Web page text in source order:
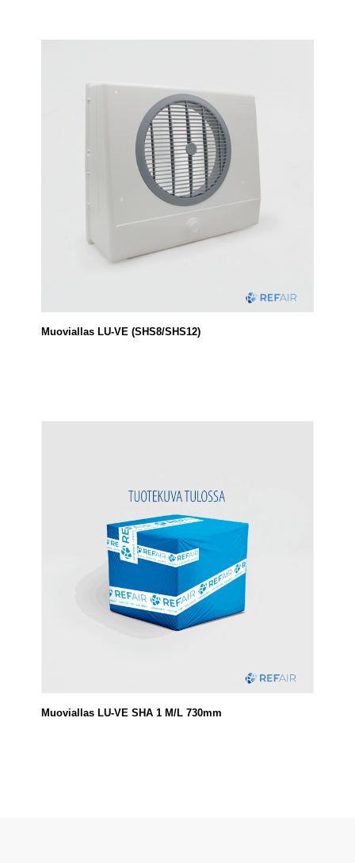
Muoviallas LU-VE (SHS8/SHS12)
Muoviallas LU-VE SHA 1 M/L 730mm